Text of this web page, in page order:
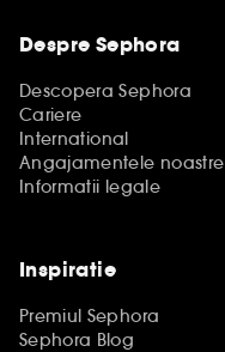
Despre Sephora
Descopera Sephora
Cariere
International
Angajamentele noastre
Informatii legale
Inspiratie
Premiul Sephora
Sephora Blog